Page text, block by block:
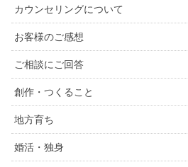
カウンセリングについて
お客様のご感想
ご相談にご回答
創作・つくること
地方育ち
婚活・独身